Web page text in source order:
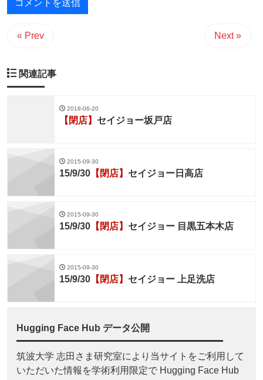
« Prev Next »
関連記事
2018-06-20
【閉店】 セイジョー坂戸店
2015-09-30
15/9/30 【閉店】 セイジョー日高店
2015-09-30
15/9/30 【閉店】 セイジョー 目黒五本木店
2015-09-30
15/9/30 【閉店】 セイジョー 上足洗店
Hugging Face Hub データ公開
筑波大学 志田さま研究室により当サイトをご利用して
いただいた情報を学術利用限定で Hugging Face Hub